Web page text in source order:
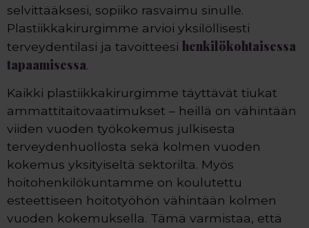
selvittääksesi, sopiiko rasvaimu sinulle.
Plastiikkakirurgimme arvioi yksilöllisesti
terveydentilasi ja tavoitteesi henkilökohtaisessa
tapaamisessa.
Kaikki plastiikkakirurgimme täyttävät tiukat
ammattitaitovaatimukset – heillä on vähintään
viiden vuoden työkokemus julkisesta
terveydenhuollosta sekä kolmen vuoden
kokemus yksityiseltä sektorilta. Myös
hoitohenkilökuntamme on koulutettu
esteettiseen hoitotyöhön vähintään kolmen
vuoden kokemuksella. Tämä varmistaa, että